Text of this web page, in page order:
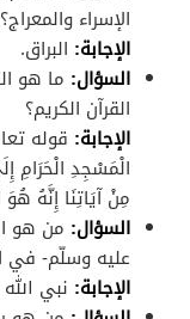
الإسراء والمعراج؟
الإجابة: البراق.
السؤال: ما هو
القرآن الكريم؟
الإجابة: قوله
الْمَسْجِدِ الْحَرَامِ
مِنْ آيَاتِنَا إِنَّهُ
السؤال: من هو
عليه وسلّم- في
الإجابة: نبي